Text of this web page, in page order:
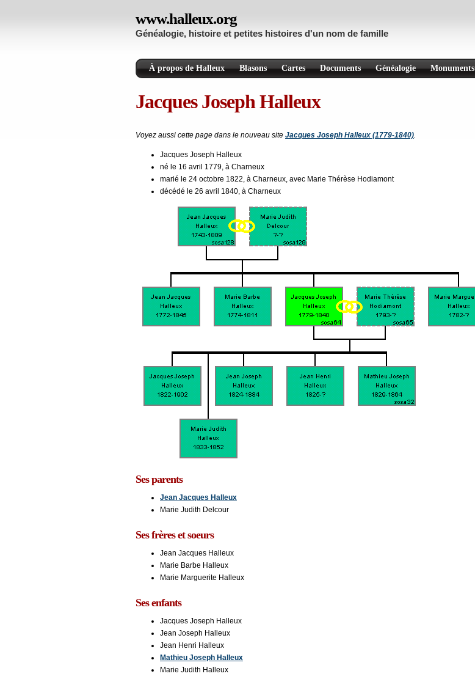
www.halleux.org
Généalogie, histoire et petites histoires d'un nom de famille
À propos de Halleux Blasons Cartes Documents Généalogie Monuments
Jacques Joseph Halleux
Voyez aussi cette page dans le nouveau site Jacques Joseph Halleux (1779-1840).
Jacques Joseph Halleux
né le 16 avril 1779, à Charneux
marié le 24 octobre 1822, à Charneux, avec Marie Thérèse Hodiamont
décédé le 26 avril 1840, à Charneux
Ses parents
Jean Jacques Halleux
Marie Judith Delcour
Ses frères et soeurs
Jean Jacques Halleux
Marie Barbe Halleux
Marie Marguerite Halleux
Ses enfants
Jacques Joseph Halleux
Jean Joseph Halleux
Jean Henri Halleux
Mathieu Joseph Halleux
Marie Judith Halleux